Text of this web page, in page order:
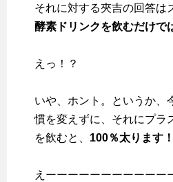
それに対する夾吉の回答は
酵素ドリンクを飲むだけで
えっ！？
いや、ホント。というか、
慣を変えずに、それにプラ
を飲むと、 100％太ります！
えーーーーーーーーーーー